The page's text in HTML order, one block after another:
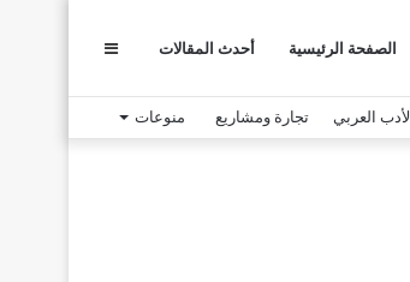
الصفحة الرئيسية أحدث المقالات عمود
جانبي
الأدب العربي تجارة ومشاريع منوعات